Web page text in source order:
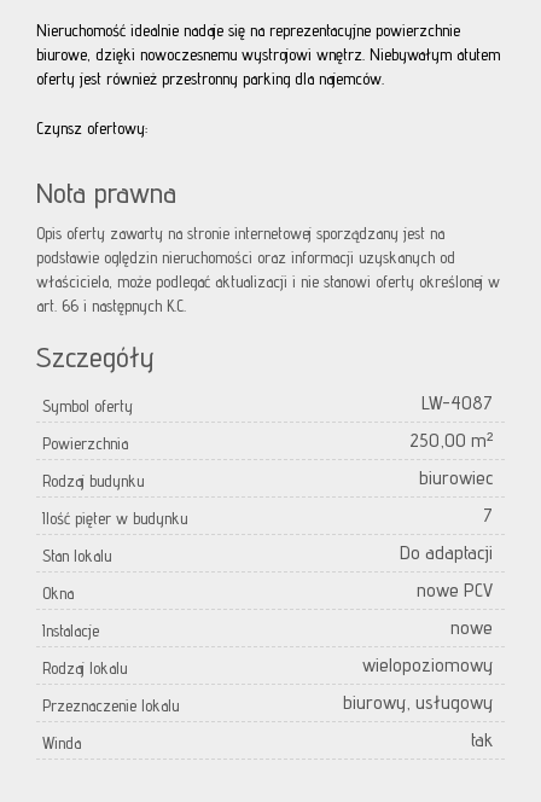
Nieruchomość idealnie nadaje się na reprezentacyjne powierzchnie
biurowe, dzięki nowoczesnemu wystrojowi wnętrz. Niebywałym atutem
oferty jest również przestronny parking dla najemców.
Czynsz ofertowy:
Nota prawna
Opis oferty zawarty na stronie internetowej sporządzany jest na
podstawie oględzin nieruchomości oraz informacji uzyskanych od
właściciela, może podlegać aktualizacji i nie stanowi oferty określonej w
art. 66 i następnych K.C.
Szczegóły
Symbol oferty LW-4087
Powierzchnia 250,00 m²
Rodzaj budynku biurowiec
Ilość pięter w budynku 7
Stan lokalu Do adaptacji
Okna nowe PCV
Instalacje nowe
Rodzaj lokalu wielopoziomowy
Przeznaczenie lokalu biurowy, usługowy
Winda tak